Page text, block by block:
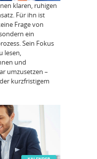
klaren, ruhigen
Für ihn ist
Frage von
ein
Sein Fokus
lesen,
und
umzusetzen –
kurzfristigem